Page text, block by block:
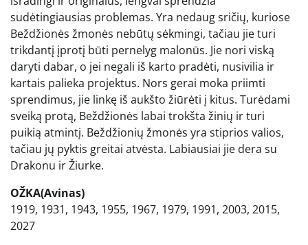
sudėtingiausias problemas. Yra nedaug sričių, kuriose
Beždžionės žmonės nebūtų sėkmingi, tačiau jie turi
trikdantį įprotį būti pernelyg malonūs. Jie nori viską
daryti dabar, o jei negali iš karto pradėti, nusivilia ir
kartais palieka projektus. Nors gerai moka priimti
sprendimus, jie linkę iš aukšto žiūrėti į kitus. Turėdami
sveiką protą, Beždžionės labai trokšta žinių ir turi
puikią atmintį. Beždžionių žmonės yra stiprios valios,
tačiau jų pyktis greitai atvėsta. Labiausiai jie dera su
Drakonu ir Žiurke.
OŽKA(Avinas)
1919, 1931, 1943, 1955, 1967, 1979, 1991, 2003, 2015,
2027